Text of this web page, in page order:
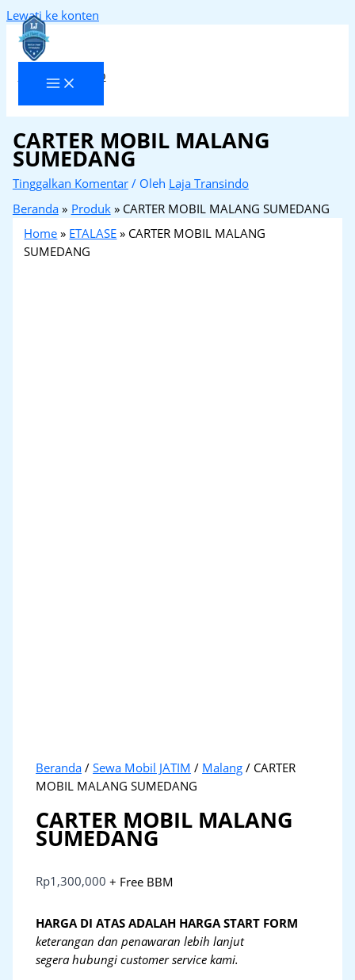
Lewati ke konten
Laja Transindo
CARTER MOBIL MALANG
SUMEDANG
Tinggalkan Komentar / Oleh Laja Transindo
Beranda
Produk
CARTER MOBIL MALANG SUMEDANG
Home » ETALASE » CARTER MOBIL MALANG
SUMEDANG
Beranda /Sewa Mobil JATIM / Malang / CARTER
MOBIL MALANG SUMEDANG
CARTER MOBIL MALANG
SUMEDANG
Rp1,300,000 + Free BBM
HARGA DI ATAS ADALAH HARGA START FORM
keterangan dan penawaran lebih lanjut
segera hubungi customer service kami.